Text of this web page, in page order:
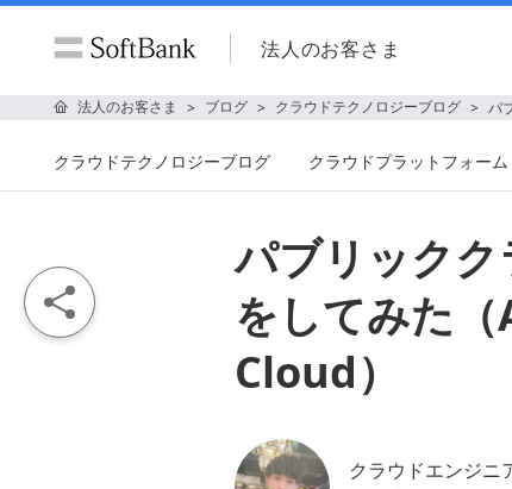
法人のお客さま
法人のお客さま ブログ クラウドテクノロジーブログ パ
クラウドテクノロジーブログ クラウドプラットフォーム
パブリック
をしてみた
Cloud）
クラウドエンジニ